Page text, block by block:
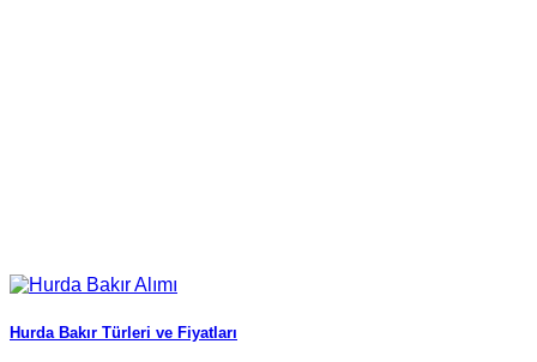
Hurda Bakır Türleri ve Fiyatları